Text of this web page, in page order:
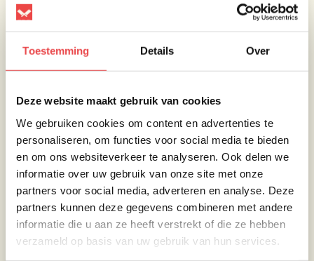
Toestemming Details Over
Deze website maakt gebruik van cookies
We gebruiken cookies om content en advertenties te
personaliseren, om functies voor social media te bieden
en om ons websiteverkeer te analyseren. Ook delen we
informatie over uw gebruik van onze site met onze
partners voor social media, adverteren en analyse. Deze
partners kunnen deze gegevens combineren met andere
informatie die u aan ze heeft verstrekt of die ze hebben
verzameld op basis van uw gebruik van hun services.